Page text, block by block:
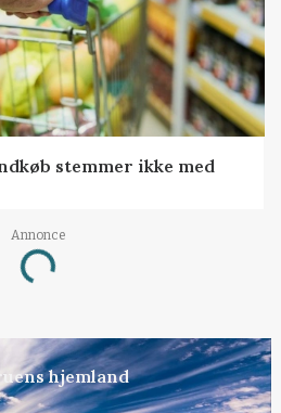
stemmer ikke med
Annonce
Loading...
hjemland